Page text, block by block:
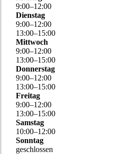
9:00–12:00
Dienstag
9:00–12:00
13:00–15:00
Mittwoch
9:00–12:00
13:00–15:00
Donnerstag
9:00–12:00
13:00–15:00
Freitag
9:00–12:00
13:00–15:00
Samstag
10:00–12:00
Sonntag
geschlossen